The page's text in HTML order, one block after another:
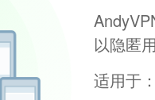
以隐匿
适用于：